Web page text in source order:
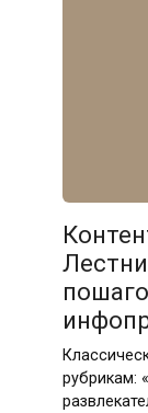
рубрикам: